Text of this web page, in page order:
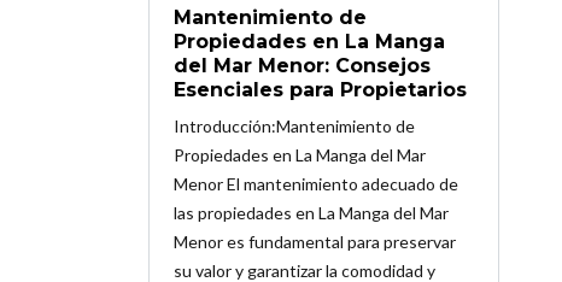
Mantenimiento de
Propiedades en La Manga
del Mar Menor: Consejos
Esenciales para Propietarios
Introducción:Mantenimiento de
Propiedades en La Manga del Mar
Menor El mantenimiento adecuado de
las propiedades en La Manga del Mar
Menor es fundamental para preservar
su valor y garantizar la comodidad y